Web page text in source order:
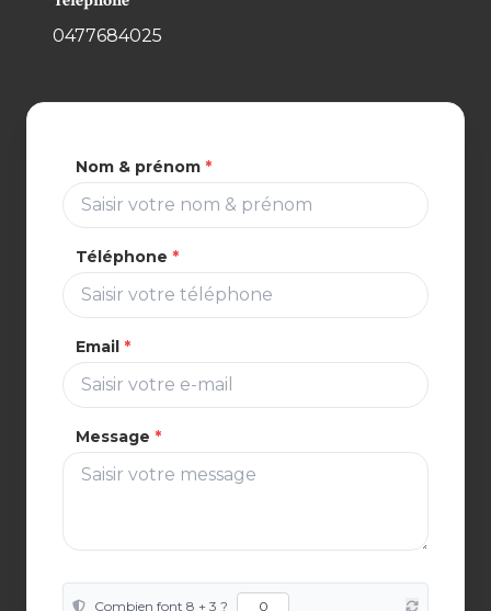
0477684025
Nom & prénom *
Téléphone *
Email *
Message *
Combien font 8 + 3 ?